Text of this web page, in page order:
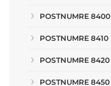
POSTNUMRE 8400
POSTNUMRE 8410
POSTNUMRE 8420
POSTNUMRE 8450